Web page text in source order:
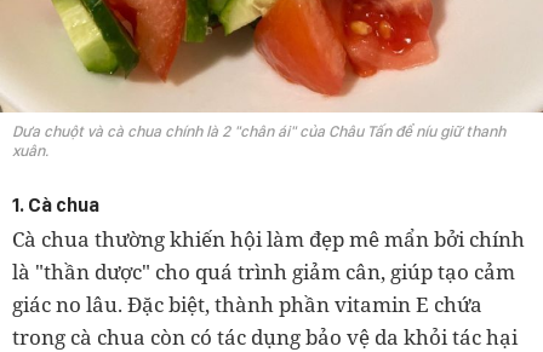
Dưa chuột và cà chua chính là 2 "chân ái" của Châu Tấn để níu giữ thanh
xuân.
1. Cà chua
Cà chua thường khiến hội làm đẹp mê mẩn bởi chính
là "thần dược" cho quá trình giảm cân, giúp tạo cảm
giác no lâu. Đặc biệt, thành phần vitamin E chứa
trong cà chua còn có tác dụng bảo vệ da khỏi tác hại